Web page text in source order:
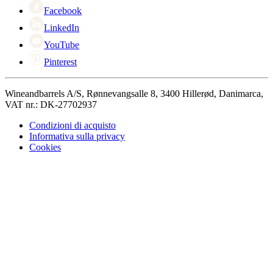
Facebook
LinkedIn
YouTube
Pinterest
Wineandbarrels A/S, Rønnevangsalle 8, 3400 Hillerød, Danimarca,
VAT nr.: DK-27702937
Condizioni di acquisto
Informativa sulla privacy
Cookies